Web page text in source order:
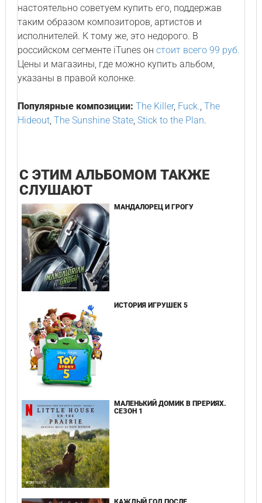
настоятельно советуем купить его, поддержав
таким образом композиторов, артистов и
исполнителей. К тому же, это недорого. В
российском сегменте iTunes он стоит всего 99 руб.
Цены и магазины, где можно купить альбом,
указаны в правой колонке.
Популярные композиции: The Killer, Fuck., The
Hideout, The Sunshine State, Stick to the Plan.
С ЭТИМ АЛЬБОМОМ ТАКЖЕ
СЛУШАЮТ
МАНДАЛОРЕЦ И ГРОГУ
ИСТОРИЯ ИГРУШЕК 5
МАЛЕНЬКИЙ ДОМИК В ПРЕРИЯХ.
СЕЗОН 1